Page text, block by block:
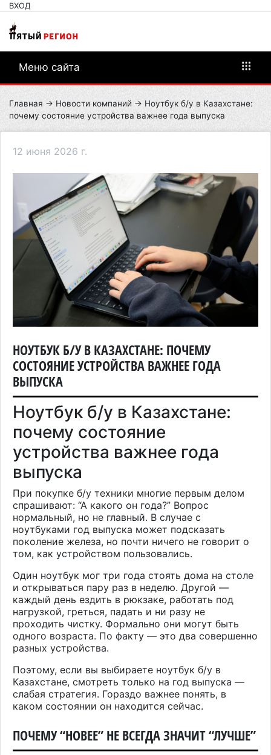
ВХОД
Меню сайта
Главная → Новости компаний → Ноутбук б/у в Казахстане:
почему состояние устройства важнее года выпуска
12 июня 2026 г.
НОУТБУК Б/У В КАЗАХСТАНЕ: ПОЧЕМУ
СОСТОЯНИЕ УСТРОЙСТВА ВАЖНЕЕ ГОДА
ВЫПУСКА
Ноутбук б/у в Казахстане:
почему состояние
устройства важнее года
выпуска
При покупке б/у техники многие первым делом
спрашивают: “А какого он года?” Вопрос
нормальный, но не главный. В случае с
ноутбуками год выпуска может подсказать
поколение железа, но почти ничего не говорит о
том, как устройством пользовались.
Один ноутбук мог три года стоять дома на столе
и открываться пару раз в неделю. Другой —
каждый день ездить в рюкзаке, работать под
нагрузкой, греться, падать и ни разу не
проходить чистку. Формально они могут быть
одного возраста. По факту — это два совершенно
разных устройства.
Поэтому, если вы выбираете ноутбук б/у в
Казахстане, смотреть только на год выпуска —
слабая стратегия. Гораздо важнее понять, в
каком состоянии он находится сейчас.
ПОЧЕМУ “НОВЕЕ” НЕ ВСЕГДА ЗНАЧИТ “ЛУЧШЕ”